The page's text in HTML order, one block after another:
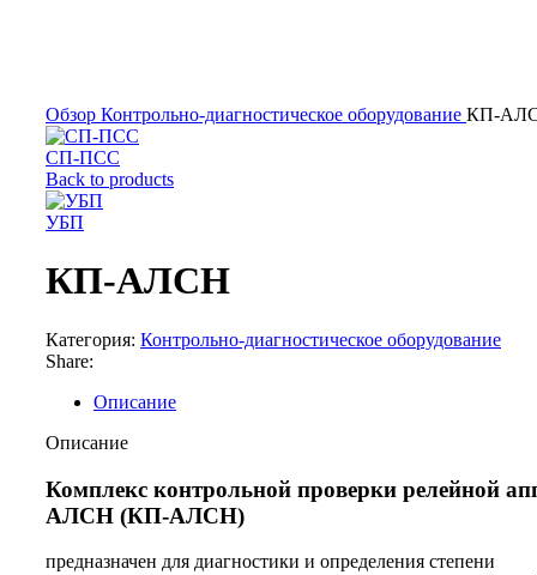
Обзор Контрольно-диагностическое оборудование КП-
СП-ПСС
Back to products
УБП
КП-АЛСН
Категория: Контрольно-диагностическое оборудование
Share:
Описание
Описание
Комплекс контрольной проверки релейной
АЛСН (КП-АЛСН)
предназначен для диагностики и определения степени